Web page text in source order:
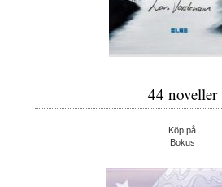
44 noveller
Köp på
Bokus